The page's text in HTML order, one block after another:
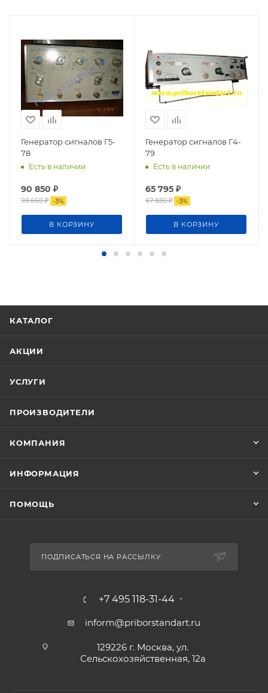
Генератор сигналов Г5-
78
Есть в наличии
90 850 ₽
93 660₽ -3%
В КОРЗИНУ
Генератор сигналов Г4-
79
Есть в наличии
65 795 ₽
67 830₽ -3%
В КОРЗИНУ
КАТАЛОГ
АКЦИИ
УСЛУГИ
ПРОИЗВОДИТЕЛИ
КОМПАНИЯ
ИНФОРМАЦИЯ
ПОМОЩЬ
ПОДПИСАТЬСЯ НА РАССЫЛКУ
+7 495 118-31-44
inform@priborstandart.ru
129226 г. Москва, ул.
Сельскохозяйственная, 12а